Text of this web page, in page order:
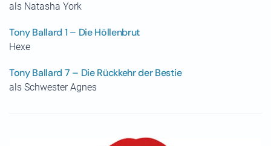
als Natasha York
Tony Ballard 1 – Die Höllenbrut
Hexe
Tony Ballard 7 – Die Rückkehr der Bestie
als Schwester Agnes